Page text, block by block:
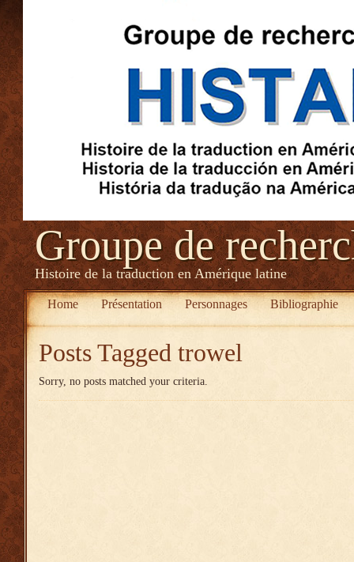
Groupe de
Histoire de la traduction en Amérique latine
Home Présentation Personnages Bibliographie
Posts Tagged trowel
Sorry, no posts matched your criteria.